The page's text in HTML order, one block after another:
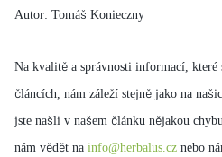
Autor: Tomáš Konieczny
Na kvalitě a správnosti informací,
článcích, nám záleží stejně jako na
jste našli v našem článku nějakou
nám vědět na info@herbalus.cz nebo